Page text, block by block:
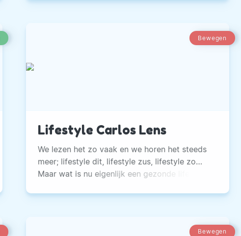
Bewegen
Lifestyle Carlos Lens
We lezen het zo vaak en we horen het steeds
meer; lifestyle dit, lifestyle zus, lifestyle zo…
Maar wat is nu eigenlijk een gezonde lifestyle?
omschrijf is het een gebied waarin je lekker
Bewegen